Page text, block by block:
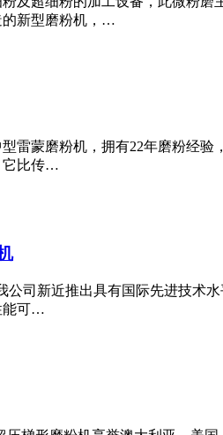
的新型磨粉机，…
雷蒙磨粉机，拥有22年磨粉经
它比传…
公司新近推出具有国际先进技术
能可…